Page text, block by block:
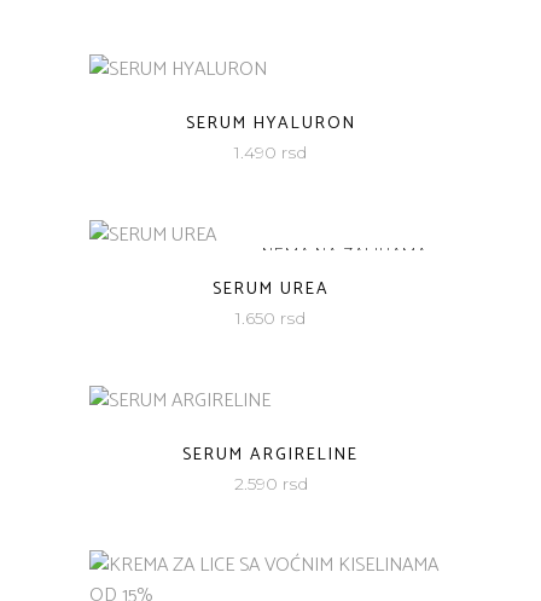
SERUM HYALURON
1.490 rsd
NEMA NA ZALIHAMA
SERUM UREA
1.650 rsd
SERUM ARGIRELINE
2.590 rsd